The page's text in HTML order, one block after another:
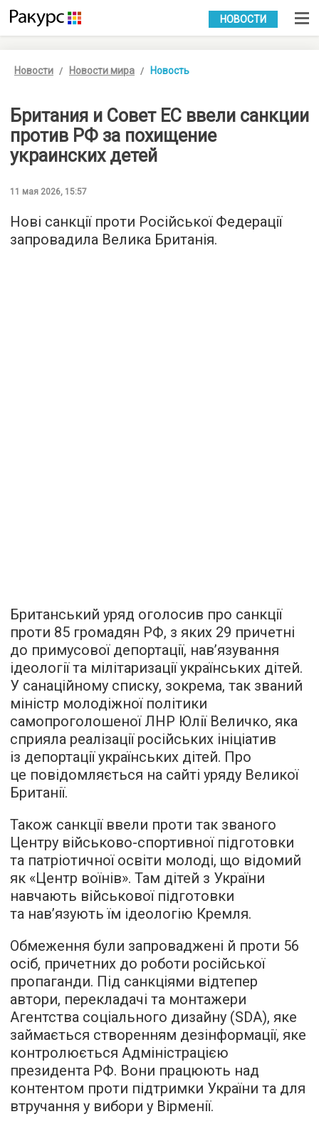
УКР РУС
НОВОСТИ
Новости Новости мира Новость
Британия и Совет ЕС ввели санкции
против РФ за похищение
украинских детей
11 мая 2026, 15:57
Нові санкції проти Російської Федерації
запровадила Велика Британія.
Британський уряд оголосив про санкції
проти 85 громадян РФ, з яких 29 причетні
до примусової депортації, нав’язування
ідеології та мілітаризації українських дітей.
У санаційному списку, зокрема, так званий
міністр молодіжної політики
самопроголошеної ЛНР Юлії Величко, яка
сприяла реалізації російських ініціатив
із депортації українських дітей. Про
це повідомляється на сайті уряду Великої
Британії.
Також санкції ввели проти так званого
Центру військово-спортивної підготовки
та патріотичної освіти молоді, що відомий
як «Центр воїнів». Там дітей з України
навчають військової підготовки
та нав’язують їм ідеологію Кремля.
Обмеження були запроваджені й проти 56
осіб, причетних до роботи російської
пропаганди. Під санкціями відтепер
автори, перекладачі та монтажери
Агентства соціального дизайну (SDA), яке
займається створенням дезінформації, яке
контролюється Адміністрацією
президента РФ. Вони працюють над
контентом проти підтримки України та для
втручання у вибори у Вірменії.